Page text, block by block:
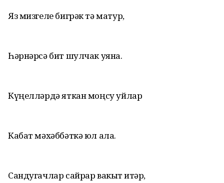
Яз мизгеле бигрәк тә матур,
Һәрнәрсә бит шулчак уяна.
Күңелләрдә яткан моңсу уйлар
Кабат мәхәббәткә юл ала.
Сандугачлар сайрар вакыт җитәр,